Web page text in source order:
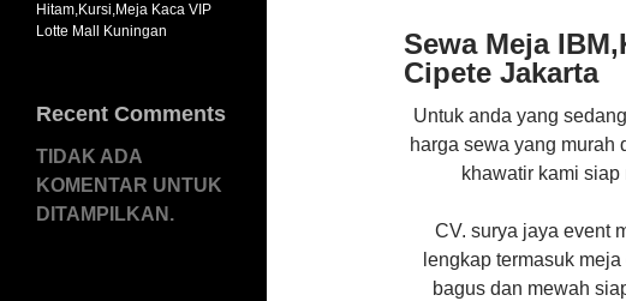
Sewa Meja
Cipete Jakarta
Untuk anda yang
harga sewa yang murah
khawatir kami
CV. surya jaya event
lengkap termasuk
bagus dan mewah
Hitam,Kursi,Meja Kaca VIP
Lotte Mall Kuningan
Recent Comments
TIDAK ADA
KOMENTAR UNTUK
DITAMPILKAN.